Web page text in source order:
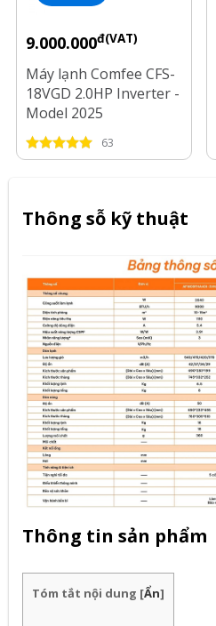
9.000.000đ(VAT)
Máy lạnh Comfee CFS-
18VGD 2.0HP Inverter -
Model 2025
63
Thông sỗ kỹ thuật
Thông tin sản phẩm
Tóm tắt nội dung [Ẩn]